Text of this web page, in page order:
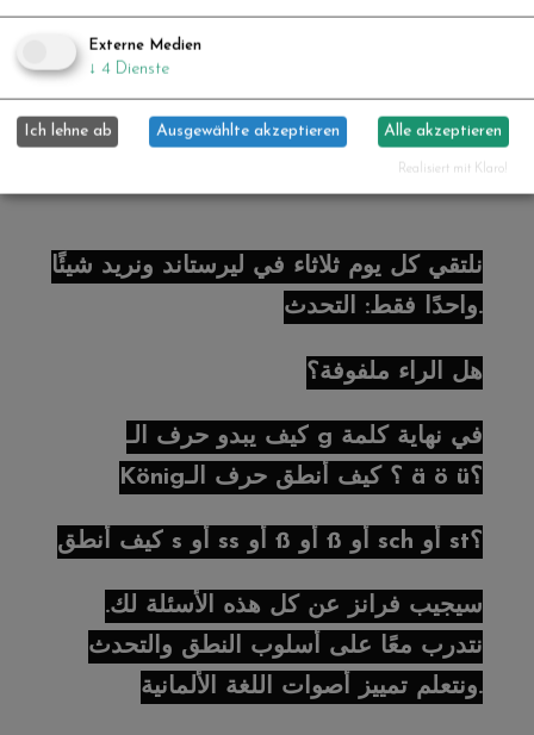
можете залишитися в мовному кафе з
Юсрою та Ресою – напої чекають на вас.
Ми часто готуємо разом і спілкуємося
німецькою.
نلتقي كل يوم ثلاثاء في ليرستاند ونريد شيئًا
واحدًا فقط: التحدث.
هل الراء ملفوفة؟
كيف يبدو حرف الـ g في نهاية كلمة
König؟ كيف أنطق حرف الـ ä ö ü؟
كيف أنطق s أو ss أو ß أو ß أو sch أو st؟
سيجيب فرانز عن كل هذه الأسئلة لك.
نتدرب معًا على أسلوب النطق والتحدث
ونتعلم تمييز أصوات اللغة الألمانية.
Externe Medien
↓ 4 Dienste
Ich lehne ab Ausgewählte akzeptieren Alle akzeptieren
Realisiert mit Klaro!